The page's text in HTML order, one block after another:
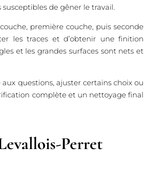
de gêner le travail.
première couche, puis seconde
les traces et d’obtenir une finition
et les grandes surfaces sont nets et
questions, ajuster certains choix ou
complète et un nettoyage final
Perret